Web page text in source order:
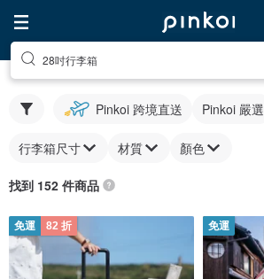
28吋行李箱
Pinkoi 跨境直送 Pinkoi 嚴選
行李箱尺寸 材質 顏色
找到 152 件商品
免運 82 折 免運